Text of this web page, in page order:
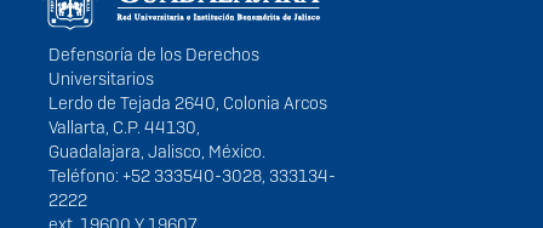
Defensoría de los Derechos
Universitarios
Lerdo de Tejada 2640, Colonia Arcos
Vallarta, C.P. 44130,
Guadalajara, Jalisco, México.
Teléfono: +52 333540-3028, 333134-
2222